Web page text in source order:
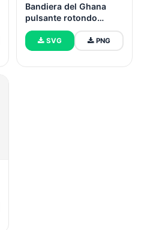
Bandiera del Ghana
pulsante rotondo
lucido
SVG PNG